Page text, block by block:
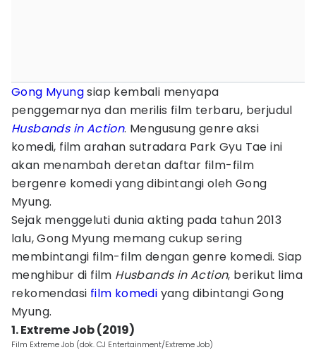
Gong Myungsiap kembali menyapa
penggemarnya dan merilis film terbaru, berjudul
Husbands in Action. Mengusung genre aksi
komedi, film arahan sutradara Park Gyu Tae ini
akan menambah deretan daftar film-film
bergenre komedi yang dibintangi oleh Gong
Myung.
Sejak menggeluti dunia akting pada tahun 2013
lalu, Gong Myung memang cukup sering
membintangi film-film dengan genre komedi. Siap
menghibur di film Husbands in Action, berikut lima
rekomendasi film komedi yang dibintangi Gong
Myung.
1. Extreme Job (2019)
Film Extreme Job (dok. CJ Entertainment/Extreme Job)